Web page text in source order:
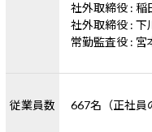
社外取締役 : 稲
社外取締役 : 下
常勤監査役 : 宮
従業員数 667名（正社員